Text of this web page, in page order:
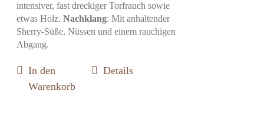
intensiver, fast dreckiger Torfrauch sowie
etwas Holz.Nachklang: Mit anhaltender
Sherry-Süße, Nüssen und einem rauchigen
Abgang.
In den
Warenkorb
Details